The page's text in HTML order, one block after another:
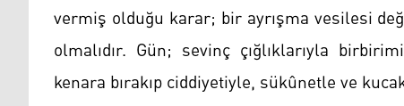
vermiş olduğu karar; bir ayrışma vesilesi
olmalıdır. Gün; sevinç çığlıklarıyla
kenara bırakıp ciddiyetiyle, sükûnetle ve